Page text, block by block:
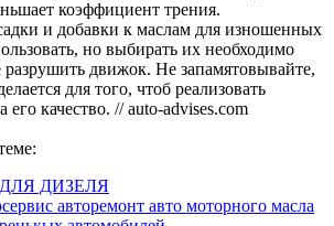
коэффициент трения.
и добавки к маслам для изношенных
но выбирать их необходимо
разрушить движок. Не запамятовывайте,
для того, чтоб реализовать
его качество. // auto-advises.com
ДИЗЕЛЯ
авторемонт авто моторного масла